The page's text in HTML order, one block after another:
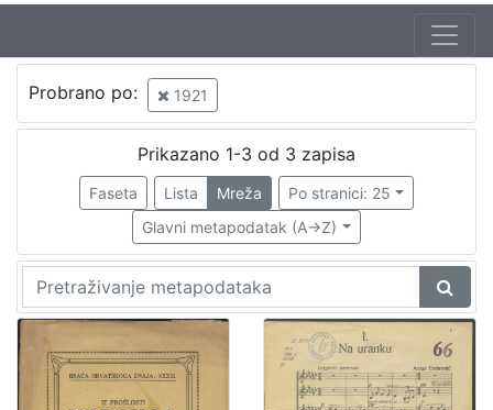
Jezik
hrvatski
Zbirka
Knjige
1
Probrano po: 1921
Prikazano 1-3 od 3 zapisa
Faseta Lista Mreža
Po stranici: 25
Glavni metapodatak (A->Z)